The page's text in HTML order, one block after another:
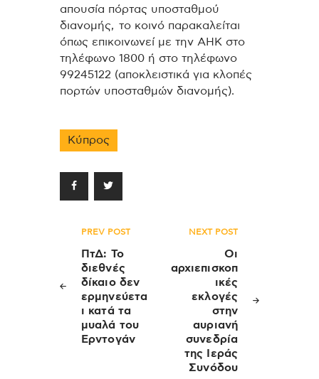
απουσία πόρτας υποσταθμού
διανομής, το κοινό παρακαλείται
όπως επικοινωνεί με την ΑΗΚ στο
τηλέφωνο 1800 ή στο τηλέφωνο
99245122 (αποκλειστικά για κλοπές
πορτών υποσταθμών διανομής).
Κύπρος
Πλοήγηση
άρθρων
PREV POST
ΠτΔ: Το
διεθνές
δίκαιο δεν
ερμηνεύετα
ι κατά τα
μυαλά του
Ερντογάν
NEXT POST
Οι
αρχιεπισκοπ
ικές
εκλογές
στην
αυριανή
συνεδρία
της Ιεράς
Συνόδου